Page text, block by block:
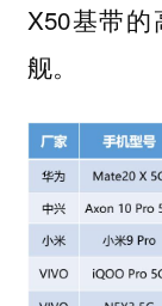
X50基带
舰。